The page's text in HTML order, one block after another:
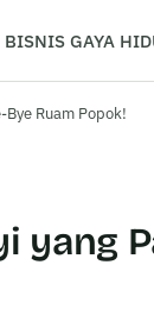
BISNIS GAYA
Bye Ruam Popok!
yang